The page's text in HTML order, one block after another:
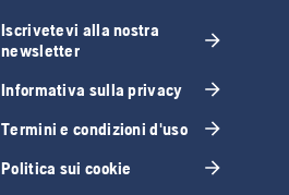
Iscrivetevi alla nostra
newsletter
Informativa sulla privacy
Termini e condizioni d'uso
Politica sui cookie